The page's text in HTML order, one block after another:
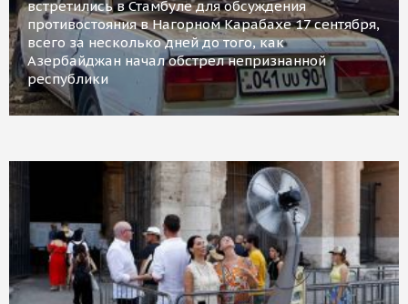
встретились в Стамбуле для обсуждения
противостояния в Нагорном Карабахе 17 сентября,
всего за несколько дней до того, как
Азербайджан начал обстрел непризнанной
республики